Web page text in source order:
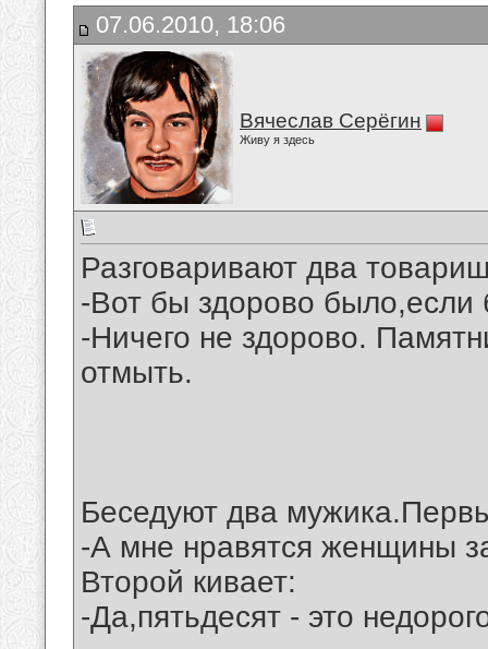
07.06.2010, 18:06
Вячеслав Серёгин
Живу я здесь
Разговаривают два
-Вот бы здорово
-Ничего не здорово.
отмыть.
Беседуют два
-А мне нравятся женщины
Второй кивает:
-Да,пятьдесят - это